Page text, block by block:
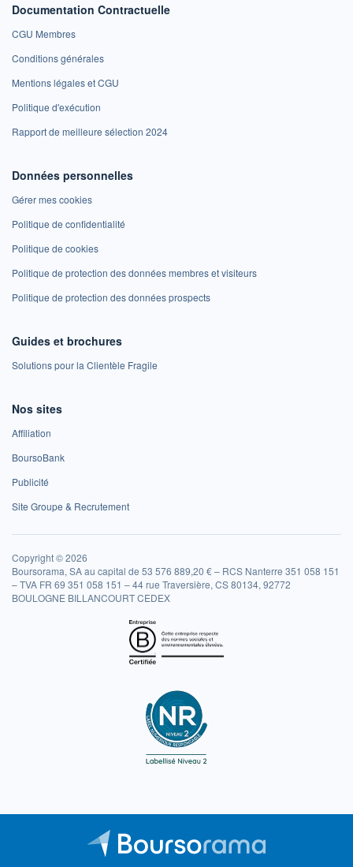
Documentation Contractuelle
CGU Membres
Conditions générales
Mentions légales et CGU
Politique d'exécution
Rapport de meilleure sélection 2024
Données personnelles
Gérer mes cookies
Politique de confidentialité
Politique de cookies
Politique de protection des données membres et visiteurs
Politique de protection des données prospects
Guides et brochures
Solutions pour la Clientèle Fragile
Nos sites
Affiliation
BoursoBank
Publicité
Site Groupe & Recrutement
Copyright © 2026
Boursorama, SA au capital de 53 576 889,20 € – RCS Nanterre 351 058 151
– TVA FR 69 351 058 151 – 44 rue Traversière, CS 80134, 92772
BOULOGNE BILLANCOURT CEDEX